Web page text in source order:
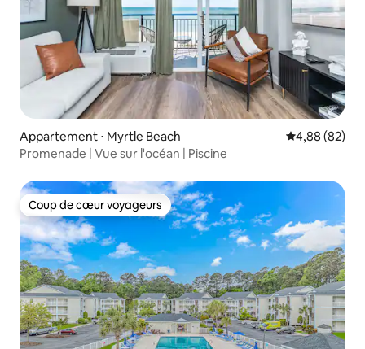
Appartement ⋅ Myrtle Beach Évaluation
4,88 (82)
Promenade | Vue sur l'océan | Piscine
Coup de cœur voyageurs
Coup de cœur voyageurs